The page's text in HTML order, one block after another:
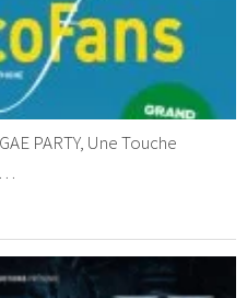
PARTY, Une Touche